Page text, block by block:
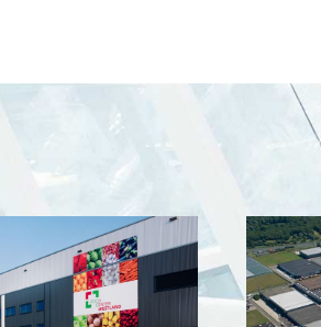
ABC Westland